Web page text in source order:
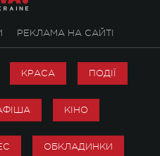
РЕКЛАМА НА САЙТІ
КРАСА ПОДІЇ
КІНО
ОБКЛАДИНКИ